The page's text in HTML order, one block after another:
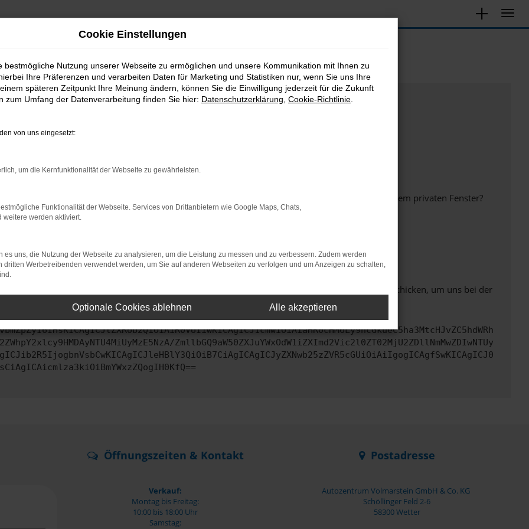
bestimmter Seiten verhindern. Funktioniert die Seite in einem anderen Browser oder in einem privaten Fenster?
beheben.
auf dem neuesten Stand sind.
kann auch dazu führen, dass bestimmte Funktionen nicht mehr unterstützt werden.
uns bitte. Wir werden versuchen, das Problem zu beheben. Du kannst uns diesen Text schicken, um uns bei der
ZmllbGQ9aW50ZXJuYWxOdW1iZXImd2Vic2l0ZT02MjU2ZDllNmMwZDIwNTUy
Öffnungszeiten & Kontakt
Verkauf:
Montag bis Freitag:
10:00 bis 18:00 Uhr
Samstag:
Postadresse
Autozentrum Volmarstein GmbH & Co. KG
Schöllinger Feld 2-6
58300 Wetter
Cookie Einstellungen
bestmögliche Nutzung unserer Webseite zu ermöglichen und unsere Kommunikation mit Ihnen zu
Ihre Präferenzen und verarbeiten Daten für Marketing und Statistiken nur, wenn Sie uns Ihre
späteren Zeitpunkt Ihre Meinung ändern, können Sie die Einwilligung jederzeit für die Zukunft
zum Umfang der Datenverarbeitung finden Sie hier: Datenschutzerklärung Cookie-Richtlinie
von uns eingesetzt:
um die Kernfunktionalität der Webseite zu gewährleisten.
Funktionalität der Webseite. Services von Drittanbietern wie Google Maps, Chats,
weitere werden aktiviert.
es uns, die Nutzung der Webseite zu analysieren, um die Leistung zu messen und zu verbessern. Zudem werden
dritten Werbetreibenden verwendet werden, um Sie auf anderen Webseiten zu verfolgen und um Anzeigen zu schalten,
Optionale Cookies ablehnen Alle akzeptieren